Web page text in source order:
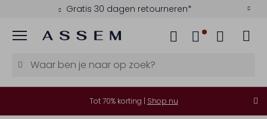
Gratis 30 dagen retourneren*
Menu
Tot 70% korting | Shop nu